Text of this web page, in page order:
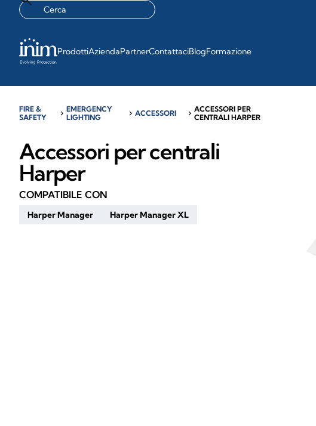
ProdottiAziendaPartnerContattaciBlogFormazione
FIRE &
SAFETY
chevron_rightEMERGENCY
LIGHTING
chevron_right ACCESSORI chevron_right ACCESSORI PER
CENTRALI HARPER
Accessori per centrali
Harper
COMPATIBILE CON
Harper Manager Harper Manager XL